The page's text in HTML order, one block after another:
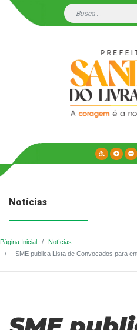
Notícias
Página Inicial
Notícias
SME publica Lista de Convocados para